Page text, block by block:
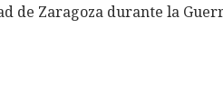
de Zaragoza durante la